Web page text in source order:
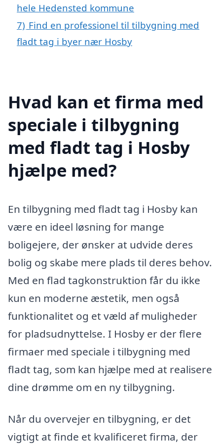
hele Hedensted kommune
7) Find en professionel til tilbygning med
fladt tag i byer nær Hosby
Hvad kan et firma med
speciale i tilbygning
med fladt tag i Hosby
hjælpe med?
En tilbygning med fladt tag i Hosby kan
være en ideel løsning for mange
boligejere, der ønsker at udvide deres
bolig og skabe mere plads til deres behov.
Med en flad tagkonstruktion får du ikke
kun en moderne æstetik, men også
funktionalitet og et væld af muligheder
for pladsudnyttelse. I Hosby er der flere
firmaer med speciale i tilbygning med
fladt tag, som kan hjælpe med at realisere
dine drømme om en ny tilbygning.
Når du overvejer en tilbygning, er det
vigtigt at finde et kvalificeret firma, der